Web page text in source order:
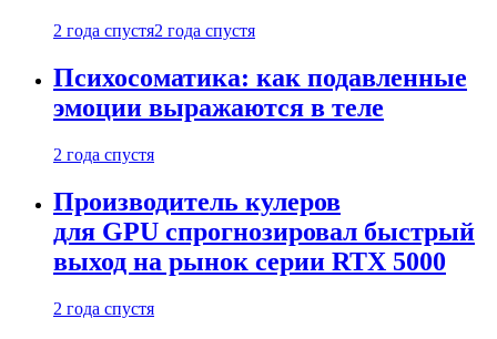
2 года спустя2 года спустя
Психосоматика: как подавленные
эмоции выражаются в теле
2 года спустя
Производитель кулеров
для GPU спрогнозировал быстрый
выход на рынок серии RTX 5000
2 года спустя